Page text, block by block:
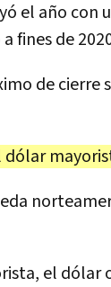
el año
fines de
de cierre
el dólar